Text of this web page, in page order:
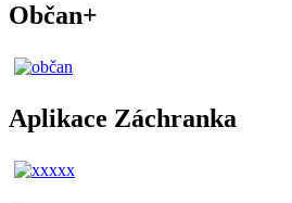
Občan+
Aplikace Záchranka